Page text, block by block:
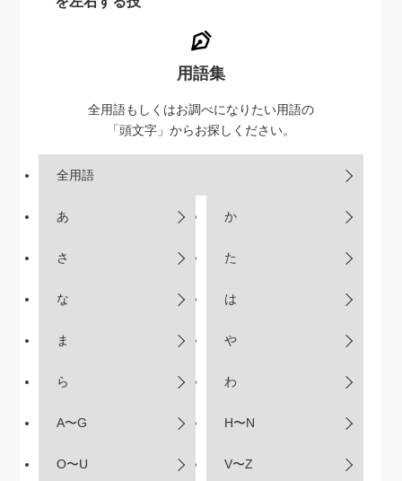
用語集
全用語もしくはお調べになりたい用語の
「頭文字」からお探しください。
全用語
あ か
さ た
な は
ま や
ら わ
A〜G H〜N
O〜U V〜Z